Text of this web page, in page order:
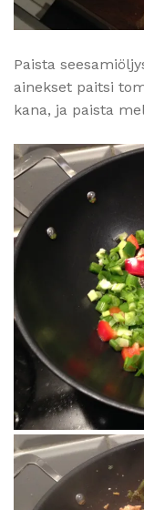
Paista
ainekset paitsi
kana, ja paista